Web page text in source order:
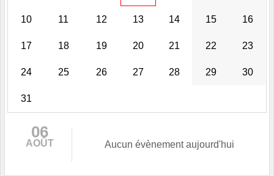
10 11 12 13 14 15 16
17 18 19 20 21 22 23
24 25 26 27 28 29 30
31
06
AOÛT Aucun évènement aujourd'hui